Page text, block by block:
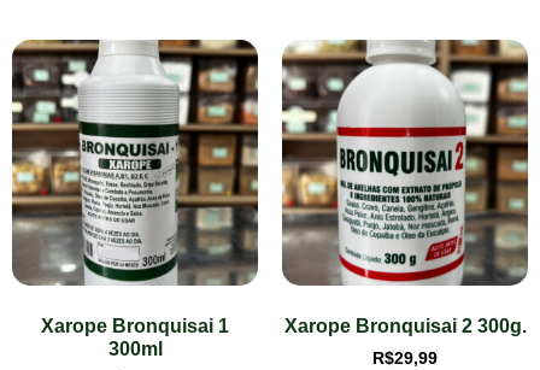
Xarope Bronquisai 1
300ml
Xarope Bronquisai 2 300g.
R$29,99